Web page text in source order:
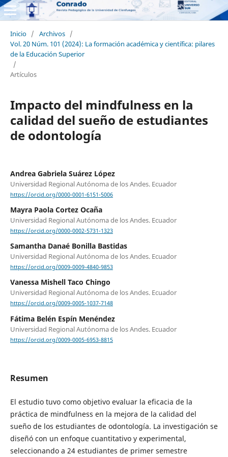
Inicio / Archivos /
Vol. 20 Núm. 101 (2024): La formación académica y científica: pilares
de la Educación Superior
/
Artículos
Impacto del mindfulness en la
calidad del sueño de estudiantes
de odontología
Andrea Gabriela Suárez López
Universidad Regional Autónoma de los Andes. Ecuador
https://orcid.org/0000-0001-6151-5006
Mayra Paola Cortez Ocaña
Universidad Regional Autónoma de los Andes. Ecuador
https://orcid.org/0000-0002-5731-1323
Samantha Danaé Bonilla Bastidas
Universidad Regional Autónoma de los Andes. Ecuador
https://orcid.org/0009-0009-4840-9853
Vanessa Mishell Taco Chingo
Universidad Regional Autónoma de los Andes. Ecuador
https://orcid.org/0009-0005-1037-7148
Fátima Belén Espín Menéndez
Universidad Regional Autónoma de los Andes. Ecuador
https://orcid.org/0009-0005-6953-8815
Resumen
El estudio tuvo como objetivo evaluar la eficacia de la
práctica de mindfulness en la mejora de la calidad del
sueño de los estudiantes de odontología. La investigación se
diseñó con un enfoque cuantitativo y experimental,
seleccionando a 24 estudiantes de primer semestre